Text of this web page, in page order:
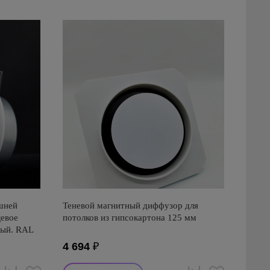
RAL
Теневой магнитный диффузор для
потолков из гипсокартона 125 мм
4 694₽